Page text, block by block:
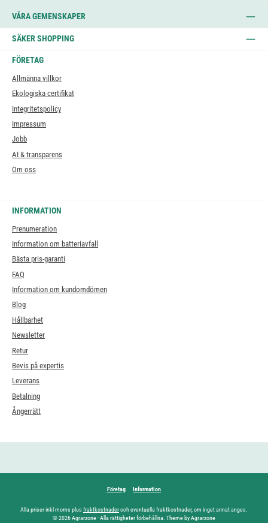
VÅRA GEMENSKAPER
SÄKER SHOPPING
FÖRETAG
Allmänna villkor
Ekologiska certifikat
Integritetspolicy
Impressum
Jobb
AI & transparens
Om oss
INFORMATION
Prenumeration
Information om batteriavfall
Bästa pris-garanti
FAQ
Information om kundomdömen
Blog
Hållbarhet
Newsletter
Retur
Bevis på expertis
Leverans
Betalning
Ångerrätt
Företag Information
Alla priser inkl moms plus fraktkostnaderoch eventuella fraktkostnader, om inget annat anges.
© 2026 Agrarzone - Alla rättigheter förbehållna. Theme by Agrarzone